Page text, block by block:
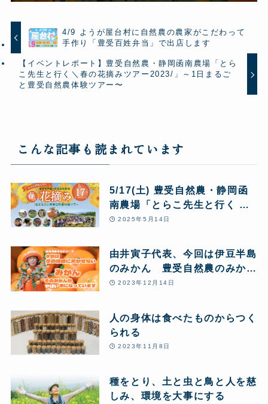
4/9 ようが屋台村に自然農の農家がこだわって
手作り「豊受百姓弁当」で出店します
【イベントレポート】豊受自然農・静岡函南農場「とら
こ先生と行く＼春の花摘みツアー2023/」～1日まるご
と豊受自然農体験ツアー〜
こんな記事も読まれています
5/17(土) 豊受自然農・静岡函
南農場「とらこ先生と行く 春
の花摘みツアー」1日まるごと
2025年5月14日
由井寅子代表、今回は伊豆半島
のみかん 豊受自然農のみかん
農場からお送りします♪
2023年12月14日
人の身体は食べたものからつく
られる
2023年11月8日
種をとり、土と虫と鳥と人を慈
しみ、環境を大事にする